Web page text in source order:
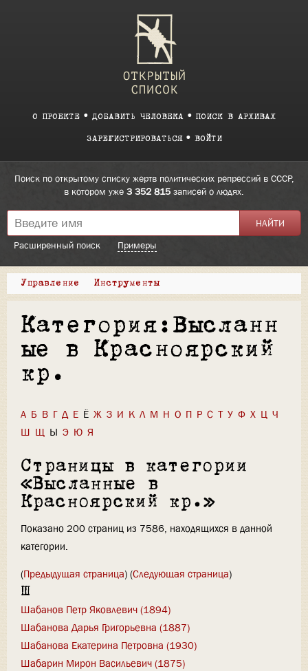
О ПРОЕКТЕ ДОБАВИТЬ ЧЕЛОВЕКА ПОИСК В АРХИВАХ
ЗАРЕГИСТРИРОВАТЬСЯ ВОЙТИ
Поиск по открытому списку жертв политических репрессий в СССР,
в котором уже 3 352 815 записей о людях.
Расширенный поиск Примеры
Управление Инструменты
Категория:Высланн
ые в Красноярский
кр.
А Б В Г Д Е Ё Ж З И К Л М Н О П Р С Т У Ф Х Ц Ч
Ш Щ Ы Э Ю Я
Страницы в категории
«Высланные в
Красноярский кр.»
Показано 200 страниц из 7586, находящихся в данной
категории.
(Предыдущая страница) (Следующая страница)
Ш
Шабанов Петр Яковлевич (1894)
Шабанова Дарья Григорьевна (1887)
Шабанова Екатерина Петровна (1930)
Шабарин Мирон Васильевич (1875)